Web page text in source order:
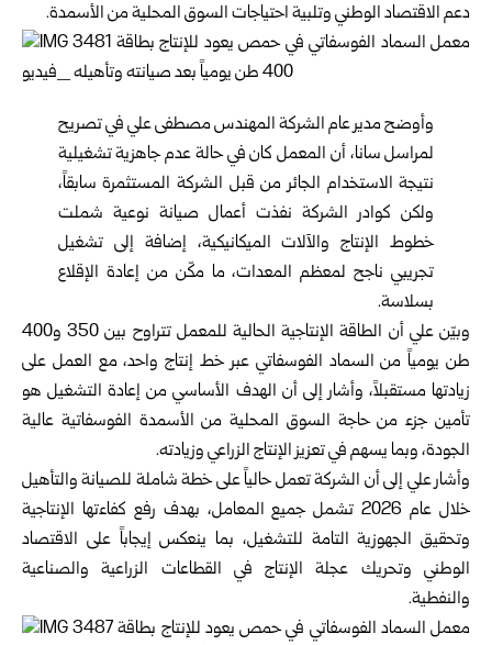
دعم الاقتصاد الوطني وتلبية احتياجات السوق المحلية من الأسمدة.
وأوضح مدير عام الشركة المهندس مصطفى علي في تصريح
لمراسل سانا، أن المعمل كان في حالة عدم جاهزية تشغيلية
نتيجة الاستخدام الجائر من قبل الشركة المستثمرة سابقاً،
ولكن كوادر الشركة نفذت أعمال صيانة نوعية شملت
خطوط الإنتاج والآلات الميكانيكية، إضافة إلى تشغيل
تجريبي ناجح لمعظم المعدات، ما مكّن من إعادة الإقلاع
بسلاسة.
وبيّن علي أن الطاقة الإنتاجية الحالية للمعمل تتراوح بين 350 و400
طن يومياً من السماد الفوسفاتي عبر خط إنتاج واحد، مع العمل على
زيادتها مستقبلاً، وأشار إلى أن الهدف الأساسي من إعادة التشغيل هو
تأمين جزء من حاجة السوق المحلية من الأسمدة الفوسفاتية عالية
الجودة، وبما يسهم في تعزيز الإنتاج الزراعي وزيادته.
وأشار علي إلى أن الشركة تعمل حالياً على خطة شاملة للصيانة والتأهيل
خلال عام 2026 تشمل جميع المعامل، بهدف رفع كفاءتها الإنتاجية
وتحقيق الجهوزية التامة للتشغيل، بما ينعكس إيجاباً على الاقتصاد
الوطني وتحريك عجلة الإنتاج في القطاعات الزراعية والصناعية
والنفطية.